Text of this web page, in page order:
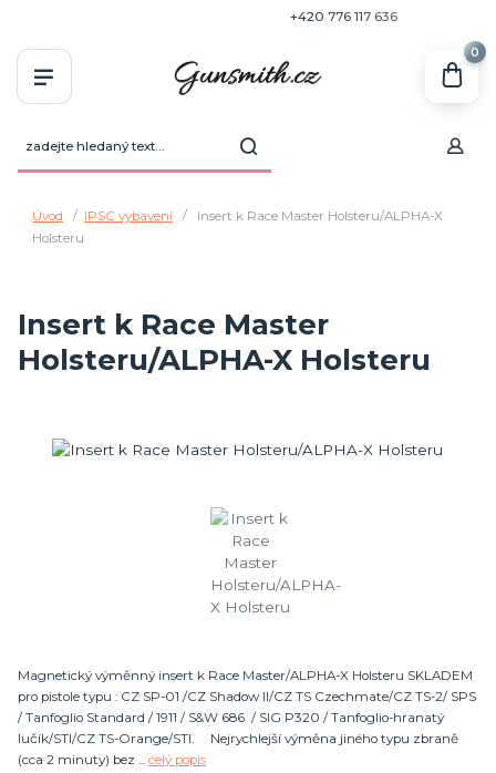
+420 776 117 636
0
Úvod IPSC vybavení
Insert k Race Master Holsteru/ALPHA-X
Holsteru
Insert k Race Master
Holsteru/ALPHA-X Holsteru
Magnetický výměnný insert k Race Master/ALPHA-X Holsteru SKLADEM
pro pistole typu : CZ SP-01 /CZ Shadow II/CZ TS Czechmate/CZ TS-2/ SPS
/ Tanfoglio Standard / 1911 / S&W 686 / SIG P320 / Tanfoglio-hranatý
lučík/STI/CZ TS-Orange/STI. Nejrychlejší výměna jiného typu zbraně
(cca 2 minuty) bez ... celý popis